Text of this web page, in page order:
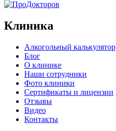
Клиника
Алкогольный калькулятор
Блог
О клинике
Наши сотрудники
Фото клиники
Сертификаты и лицензии
Отзывы
Видео
Контакты